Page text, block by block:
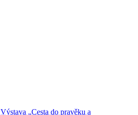
Výstava „Cesta do pravěku a